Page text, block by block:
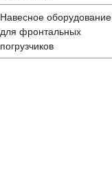
Навесное оборудование
для фронтальных
погрузчиков